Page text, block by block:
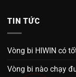
TIN TỨC
Vòng bi HIWIN có
Vòng bi nào chạy